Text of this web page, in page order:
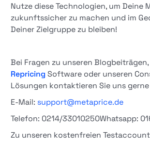
Nutze diese Technologien, um Deine
zukunftssicher zu machen und im
Deiner Zielgruppe zu bleiben!
Bei Fragen zu unseren
Repricing Software oder unseren
Lösungen kontaktieren Sie uns
E-Mail: support@metaprice.de
Telefon: 0214/33010250Whatsapp:
Zu unseren kostenfreien